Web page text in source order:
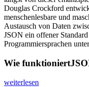
Douglas Crockford
menschenlesbare und
Austausch von Daten
JSON ein offener
Programmiersprachen
Wie
„Datenaustausch
weiterlesen